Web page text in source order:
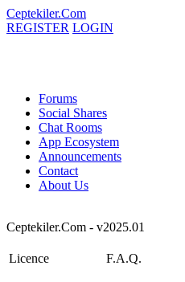
Ceptekiler.Com
REGISTER LOGIN
Forums
Social Shares
Chat Rooms
App Ecosystem
Announcements
Contact
About Us
Ceptekiler.Com - v2025.01
Licence F.A.Q.